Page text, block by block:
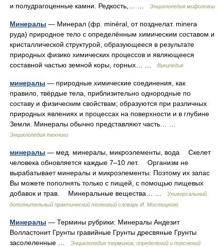
и полудрагоценные камни. Редкость,… …
Энциклопедия мифологии
Минералы — Минерал (фр. minéral, от позднелат. minera
руда) природное тело с определённым химическим составом и
кристаллической структурой, образующееся в результате
природных физико химических процессов и являющееся
составной частью земной коры, горных… …
Википедия
минералы — природные химические соединения, как
правило, твёрдые тела, приблизительно однородные по
составу и физическим свойствам; образуются при различных
природных явлениях и процессах на поверхности и в глубине
Земли. Минералы обычно представляют часть… …
Энциклопедия техники
минералы — мед. минералы, микроэлементы, вода Скелет
человека обновляется каждые 7–10 лет. Организм не
вырабатывает минералы и микроэлементы. Поэтому их запас
Вы можете пополнять только с пищей, с помощью пищевых
добавок и трав. Минеральные вещества… …
Универсальный
дополнительный практический толковый словарь И. Мостицкого
Минералы — Термины рубрики: Минералы Андезит
Волластонит Грунты гравийные Грунты дресвяные Грунты
засолеленные …
Энциклопедия терминов, определений и пояснений